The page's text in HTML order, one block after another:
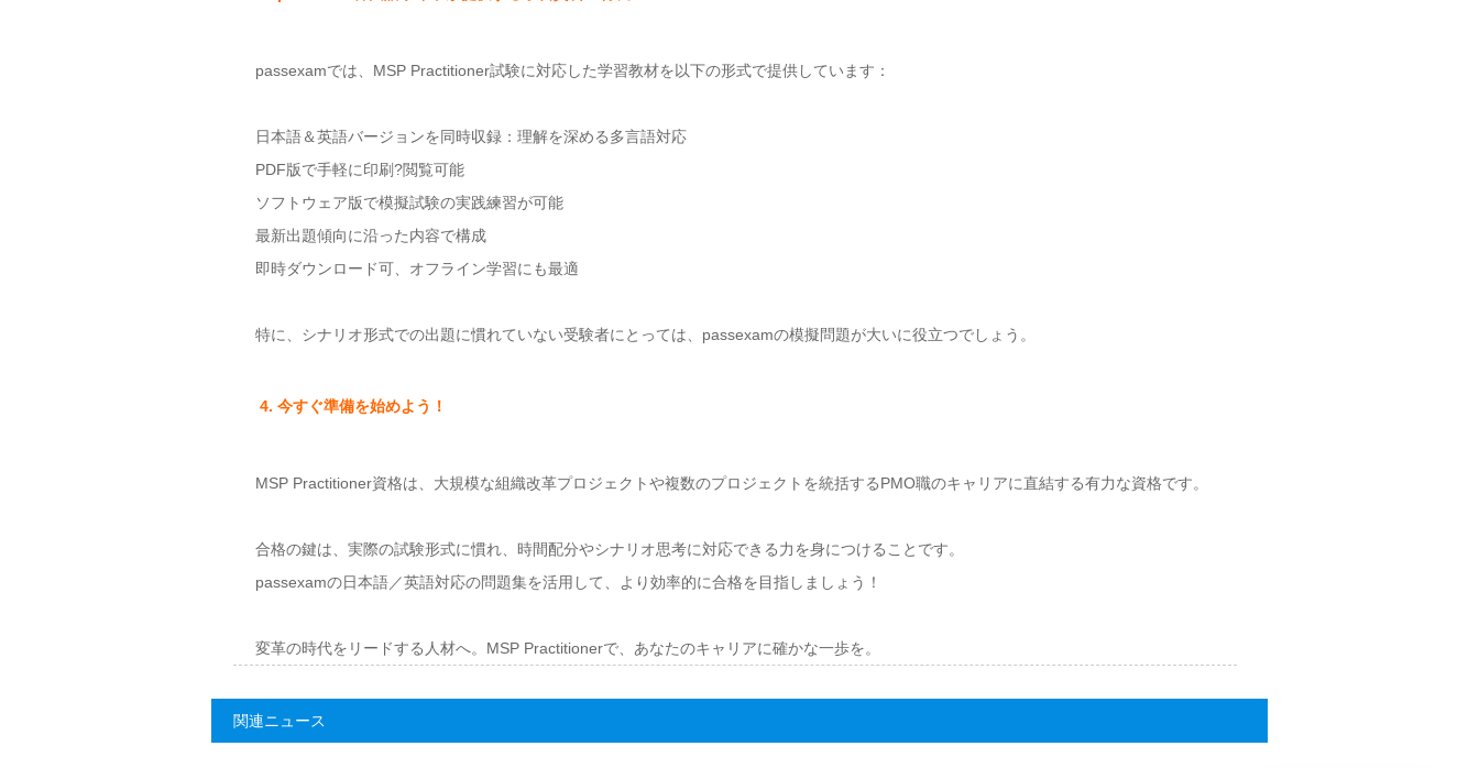
passexamでは、MSP Practitioner試験に対応した学習教材を以下の形式で提供しています：
日本語＆英語バージョンを同時収録：理解を深める多言語対応
PDF版で手軽に印刷?閲覧可能
ソフトウェア版で模擬試験の実践練習が可能
最新出題傾向に沿った内容で構成
即時ダウンロード可、オフライン学習にも最適
特に、シナリオ形式での出題に慣れていない受験者にとっては、passexamの模擬問題が大いに役立つでしょう。
4. 今すぐ準備を始めよう！
MSP Practitioner資格は、大規模な組織改革プロジェクトや複数のプロジェクトを統括するPMO職のキャリアに直結する有力な資格です。
合格の鍵は、実際の試験形式に慣れ、時間配分やシナリオ思考に対応できる力を身につけることです。
passexamの日本語／英語対応の問題集を活用して、より効率的に合格を目指しましょう！
変革の時代をリードする人材へ。MSP Practitionerで、あなたのキャリアに確かな一歩を。
関連ニュース